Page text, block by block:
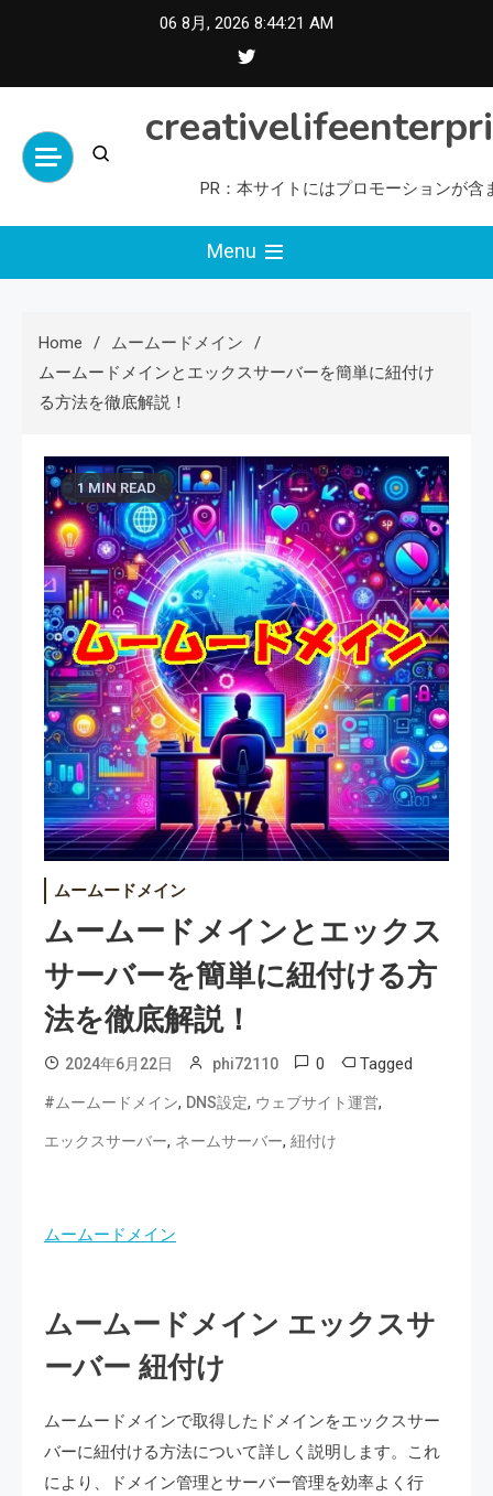
06 8月, 2026 8:44:23 AM
PR：本サイトにはプロモーションが含
Menu
Home
ムームードメイン
ムームードメインとエックスサーバーを簡単に紐付け
る方法を徹底解説！
1 MIN READ
ムームードメイン
ムームードメインとエックス
サーバーを簡単に紐付ける方
法を徹底解説！
2024年6月22日 phi72110 0 Tagged
#ムームードメイン, DNS設定, ウェブサイト運営,
エックスサーバー, ネームサーバー, 紐付け
ムームードメイン
ムームードメイン エックスサ
ーバー 紐付け
ムームードメインで取得したドメインをエックスサー
バーに紐付ける方法について詳しく説明します。これ
により、ドメイン管理とサーバー管理を効率よく行